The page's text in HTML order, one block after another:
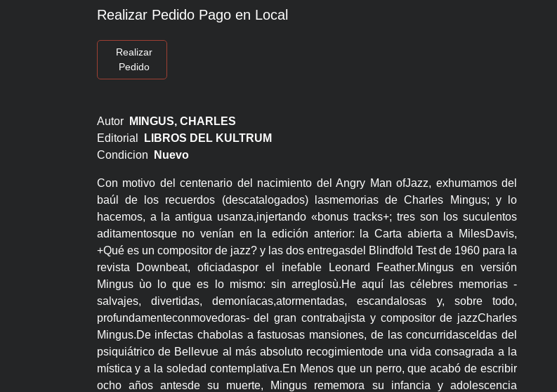
Realizar Pedido Pago en Local
Realizar
Pedido
Autor
MINGUS, CHARLES
Editorial
LIBROS DEL KULTRUM
Condicion
Nuevo
Con motivo del centenario del nacimiento del Angry Man ofJazz, exhumamos del
baúl de los recuerdos (descatalogados) lasmemorias de Charles Mingus; y lo
hacemos, a la antigua usanza,injertando «bonus tracks+; tres son los suculentos
aditamentosque no venían en la edición anterior: la Carta abierta a MilesDavis,
+Qué es un compositor de jazz? y las dos entregasdel Blindfold Test de 1960 para la
revista Downbeat, oficiadaspor el inefable Leonard Feather.Mingus en versión
Mingus ùo lo que es lo mismo: sin arreglosù.He aquí las célebres memorias -
salvajes, divertidas, demoníacas,atormentadas, escandalosas y, sobre todo,
profundamenteconmovedoras- del gran contrabajista y compositor de jazzCharles
Mingus.De infectas chabolas a fastuosas mansiones, de las concurridasceldas del
psiquiátrico de Bellevue al más absoluto recogimientode una vida consagrada a la
mística y a la soledad contemplativa.En Menos que un perro, que acabó de escribir
ocho años antesde su muerte, Mingus rememora su infancia y adolescencia